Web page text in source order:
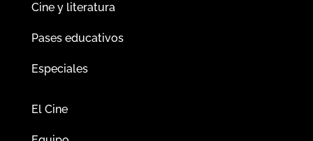
Cine y literatura
Pases educativos
Especiales
El Cine